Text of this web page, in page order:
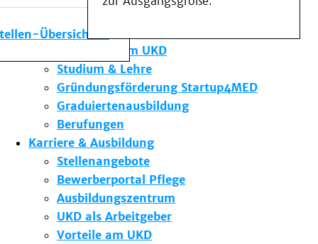
Übersicht
Die Institute des UKD
Forschung am UKD
Studium & Lehre
Gründungsförderung Startup4MED
Graduiertenausbildung
Berufungen
Karriere & Ausbildung
Stellenangebote
Bewerberportal Pflege
Ausbildungszentrum
UKD als Arbeitgeber
Vorteile am UKD